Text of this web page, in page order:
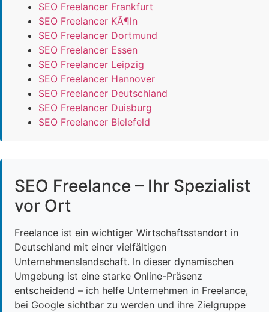
SEO Freelancer Frankfurt
SEO Freelancer KÃ¶ln
SEO Freelancer Dortmund
SEO Freelancer Essen
SEO Freelancer Leipzig
SEO Freelancer Hannover
SEO Freelancer Deutschland
SEO Freelancer Duisburg
SEO Freelancer Bielefeld
SEO Freelance – Ihr Spezialist
vor Ort
Freelance ist ein wichtiger Wirtschaftsstandort in
Deutschland mit einer vielfältigen
Unternehmenslandschaft. In dieser dynamischen
Umgebung ist eine starke Online-Präsenz
entscheidend – ich helfe Unternehmen in Freelance,
bei Google sichtbar zu werden und ihre Zielgruppe